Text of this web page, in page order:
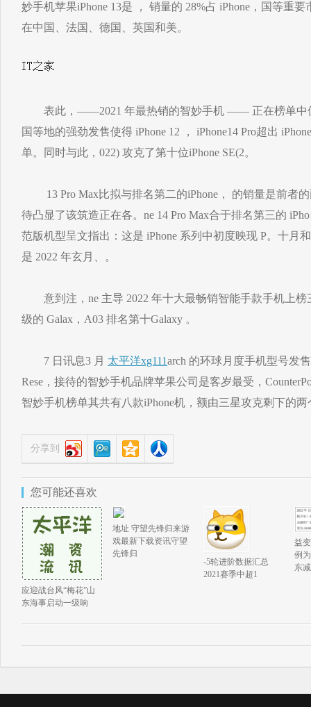
妙手机苹果iPhone 13是 ， 销量的 28%占 iPhone，国等重
在中国、法国、德国、英国和美。
表此，——2021 年最热销的智妙手机 —— 正在榜单中
国等地的强劲发售使得 iPhone 12 ， iPhone14 Pro超出
单。同时与此，022) 攻克了第十位iPhone SE(2。
13 Pro Max比拟与排名第二的iPhone， 的销量是前者的
待凸显了该筑造正在各。ne 14 Pro Max合于排名第三的
范版机型呈文指出：这是 iPhone 系列中初度映现 P。十月
是 2022 年玄月、。
意到注，ne 主导 2022 年十大最畅销智能手款手机上榜
级的 Galax，A03 排名第十Galaxy 。
7 日讯息3 月 太平洋xg111arch 的环球月度手机型号发
Rese，接待的智妙手机品牌苹果公司是客岁最受，
智妙手机榜单其共有八款iPhone机，额由三星攻克剩下的两
分享到
您可能还喜欢
应迎战台风“梅花”山
东海事启动一级响
地址 守望先锋归来游
戏最新下载资讯守望
先锋归
-5轮进阶数据汇总
2021赛季中超1
益
例
东